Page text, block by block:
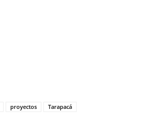
proyectos Tarapacá